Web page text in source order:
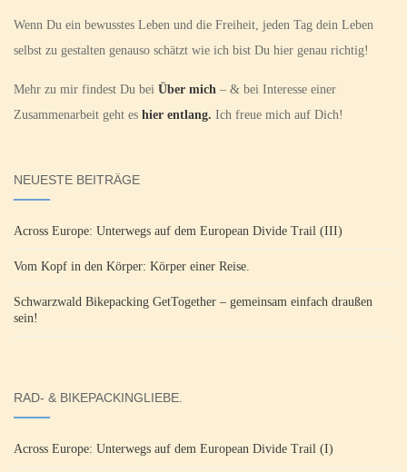
Wenn Du ein bewusstes Leben und die Freiheit, jeden Tag dein Leben
selbst zu gestalten genauso schätzt wie ich bist Du hier genau richtig!
Mehr zu mir findest Du bei Über mich – & bei Interesse einer
Zusammenarbeit geht es hier entlang. Ich freue mich auf Dich!
NEUESTE BEITRÄGE
Across Europe: Unterwegs auf dem European Divide Trail (III)
Vom Kopf in den Körper: Körper einer Reise.
Schwarzwald Bikepacking GetTogether – gemeinsam einfach draußen
sein!
RAD- & BIKEPACKINGLIEBE.
Across Europe: Unterwegs auf dem European Divide Trail (I)